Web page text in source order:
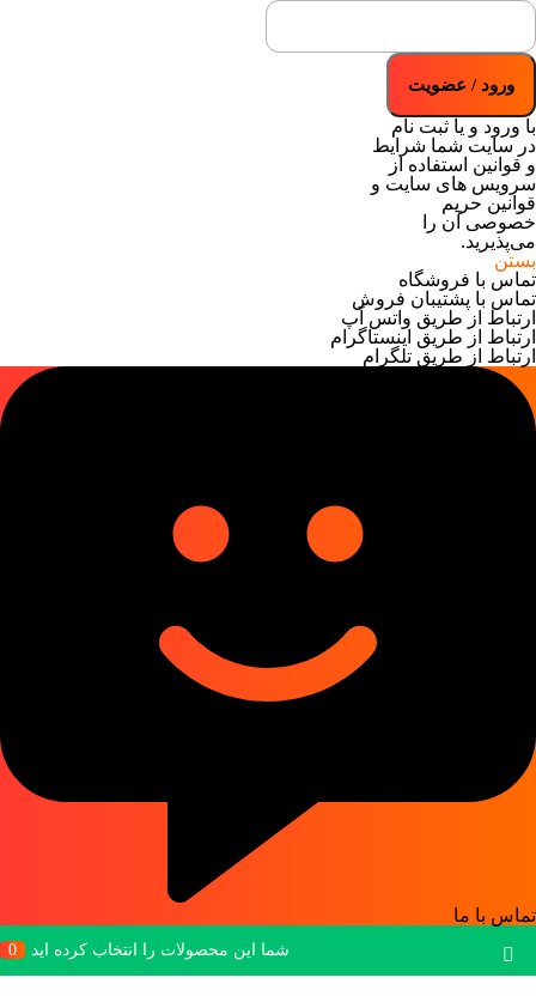
ورود / عضویت
با ورود و یا ثبت نام
در سایت شما شرایط
و قوانین استفاده از
سرویس های سایت و
قوانین حریم
خصوصی آن را
می‌پذیرید.
بستن
تماس با فروشگاه
تماس با پشتیبان فروش
ارتباط از طریق واتس آپ
ارتباط از طریق اینستاگرام
ارتباط از طریق تلگرام
تماس با ما
شما این محصولات را انتخاب کرده اید 0